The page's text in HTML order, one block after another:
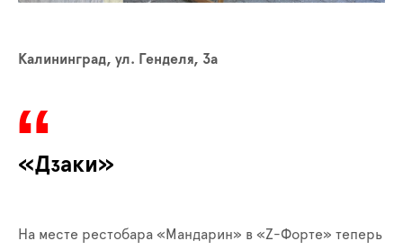
Калининград, ул. Генделя, 3а
«Дзаки»
На месте рестобара «Мандарин» в «Z-Форте» теперь